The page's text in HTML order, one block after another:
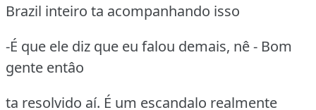
Brazil inteiro ta acompanhando isso
-É que ele diz que eu falou demais, nê - Bom
gente entâo
ta resolvido aí. É um escandalo realmente